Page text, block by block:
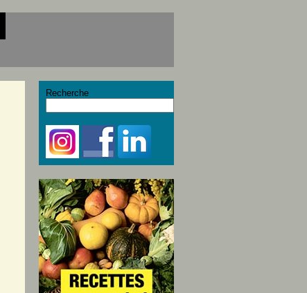
Recherche